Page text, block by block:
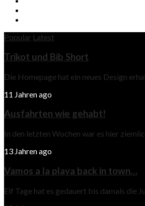
Popular Latest
Trikot und Bib Short
Die Homepage hat ein neues Design
11 Jahren ago
Ausfahrten wie gehabt!
In den letzten Wochen war es hier
13 Jahren ago
Vamos a la playa back in town…
Elf Tage hat es gedauert bis damals die